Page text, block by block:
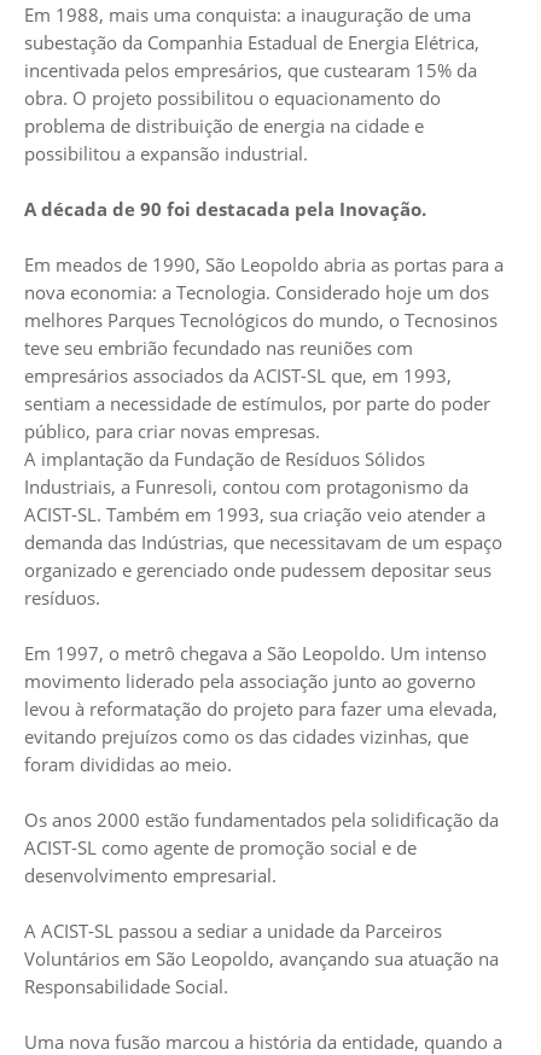
Em 1988, mais uma conquista: a inauguração de uma
subestação da Companhia Estadual de Energia Elétrica,
incentivada pelos empresários, que custearam 15% da
obra. O projeto possibilitou o equacionamento do
problema de distribuição de energia na cidade e
possibilitou a expansão industrial.
A década de 90 foi destacada pela Inovação.
Em meados de 1990, São Leopoldo abria as portas para a
nova economia: a Tecnologia. Considerado hoje um dos
melhores Parques Tecnológicos do mundo, o Tecnosinos
teve seu embrião fecundado nas reuniões com
empresários associados da ACIST-SL que, em 1993,
sentiam a necessidade de estímulos, por parte do poder
público, para criar novas empresas.
A implantação da Fundação de Resíduos Sólidos
Industriais, a Funresoli, contou com protagonismo da
ACIST-SL. Também em 1993, sua criação veio atender a
demanda das Indústrias, que necessitavam de um espaço
organizado e gerenciado onde pudessem depositar seus
resíduos.
Em 1997, o metrô chegava a São Leopoldo. Um intenso
movimento liderado pela associação junto ao governo
levou à reformatação do projeto para fazer uma elevada,
evitando prejuízos como os das cidades vizinhas, que
foram divididas ao meio.
Os anos 2000 estão fundamentados pela solidificação da
ACIST-SL como agente de promoção social e de
desenvolvimento empresarial.
A ACIST-SL passou a sediar a unidade da Parceiros
Voluntários em São Leopoldo, avançando sua atuação na
Responsabilidade Social.
Uma nova fusão marcou a história da entidade, quando a